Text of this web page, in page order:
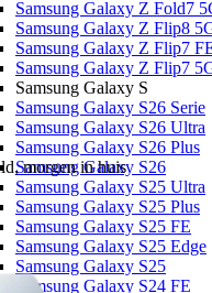
Samsung Galaxy Z Fold7
Samsung Galaxy Z Flip8
Samsung Galaxy Z Flip7
Samsung Galaxy Z Flip7
Samsung Galaxy S
Samsung Galaxy S26 Serie
Samsung Galaxy S26 Ultra
Samsung Galaxy S26 Plus
Samsung Galaxy S26
Samsung Galaxy S25 Ultra
Samsung Galaxy S25 Plus
Samsung Galaxy S25 FE
Samsung Galaxy S25 Edge
Samsung Galaxy S25
Samsung Galaxy S24 FE
morgen in huis